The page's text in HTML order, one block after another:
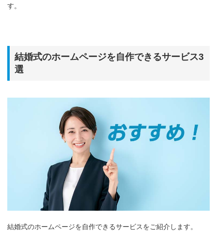
す。
結婚式のホームページを自作できるサービス3
選
結婚式のホームページを自作できるサービスをご紹介します。